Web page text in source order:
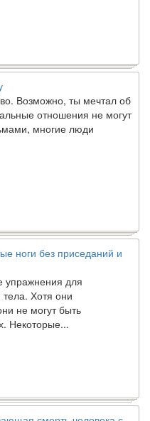
Возможно, ты мечтал об
отношения не могут
многие люди
ноги без приседаний и
для
Хотя они
не могут быть
Некоторые...
смерть человека с